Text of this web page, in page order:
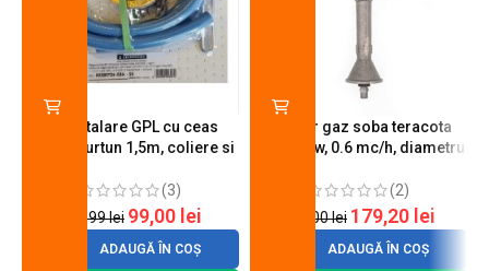
Kit instalare GPL cu ceas
butelie, furtun 1,5m, coliere si
(3)
120,99lei 99,00 lei
ADAUGĂ ÎN COȘ
Arzator gaz soba teracota
A600, 6 kw, 0.6 mc/h, diametru
(2)
200,00lei 179,20 lei
ADAUGĂ ÎN COȘ